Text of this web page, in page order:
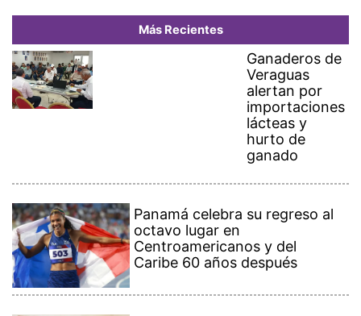
Más Recientes
Ganaderos de
Veraguas
alertan por
importaciones
lácteas y
hurto de
ganado
Panamá celebra su regreso al
octavo lugar en
Centroamericanos y del
Caribe 60 años después